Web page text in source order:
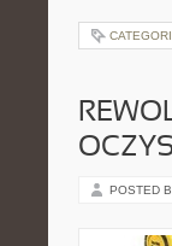
POSTED